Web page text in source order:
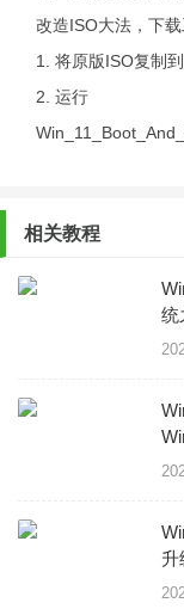
改造ISO大法，下载
1. 将原版ISO复制到
2. 运行
相关教程
统
升